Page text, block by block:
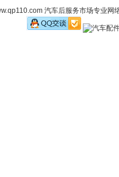
汽车后服务市场专业网